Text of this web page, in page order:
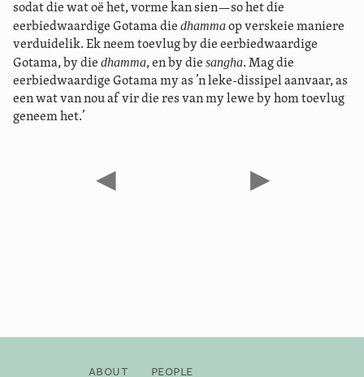
sodat die wat oë het, vorme kan sien—so het die
eerbiedwaardige Gotama die dhammaop verskeie maniere
verduidelik. Ek neem toevlug by die eerbiedwaardige
Gotama, by die dhamma, en by die sangha. Mag die
eerbiedwaardige Gotama my as ’n leke-dissipel aanvaar, as
een wat van nou af vir die res van my lewe by hom toevlug
geneem het.’
◀ ▶
About People